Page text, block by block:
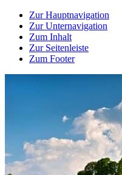
Zur Hauptnavigation
Zur Unternavigation
Zum Inhalt
Zur Seitenleiste
Zum Footer